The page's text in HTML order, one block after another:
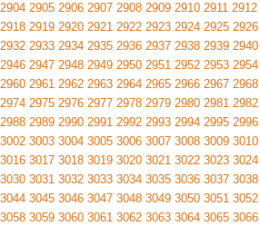
2904 2905 2906 2907 2908 2909 2910 2911 2912
2918 2919 2920 2921 2922 2923 2924 2925 2926
2932 2933 2934 2935 2936 2937 2938 2939 2940
2946 2947 2948 2949 2950 2951 2952 2953 2954
2960 2961 2962 2963 2964 2965 2966 2967 2968
2974 2975 2976 2977 2978 2979 2980 2981 2982
2988 2989 2990 2991 2992 2993 2994 2995 2996
3002 3003 3004 3005 3006 3007 3008 3009 3010
3016 3017 3018 3019 3020 3021 3022 3023 3024
3030 3031 3032 3033 3034 3035 3036 3037 3038
3044 3045 3046 3047 3048 3049 3050 3051 3052
3058 3059 3060 3061 3062 3063 3064 3065 3066